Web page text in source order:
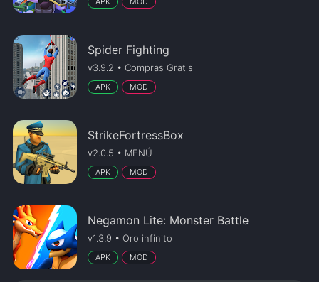
Spider Fighting
v3.9.2 • Compras Gratis
APK MOD
StrikeFortressBox
v2.0.5 • MENÚ
APK MOD
Negamon Lite: Monster Battle
v1.3.9 • Oro infinito
APK MOD